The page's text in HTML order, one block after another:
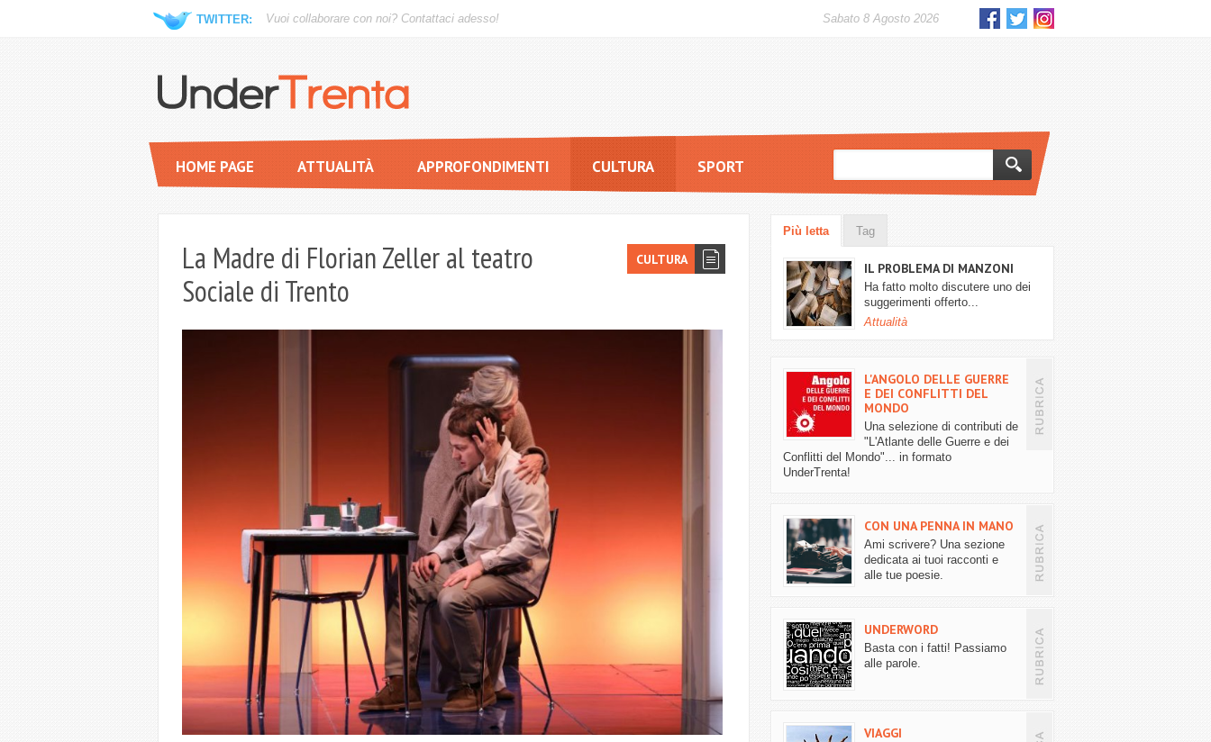
HOME PAGE ATTUALITÀ APPROFONDIMENTI CULTURA SPORT
La Madre di Florian Zeller al teatro
Sociale di Trento
CULTURA
Più letta Tag
IL PROBLEMA DI MANZONI
Ha fatto molto discutere uno dei
suggerimenti offerto...
Attualità
L'ANGOLO DELLE GUERRE
E DEI CONFLITTI DEL
MONDO
Una selezione di contributi de
"L'Atlante delle Guerre e dei
Conflitti del Mondo"... in formato
UnderTrenta!
CON UNA PENNA IN MANO
Ami scrivere? Una sezione
dedicata ai tuoi racconti e
alle tue poesie.
UNDERWORD
Basta con i fatti! Passiamo
alle parole.
VIAGGI
TWITTER: Vuoi collaborare con noi? Contattaci adesso! sabato 8 Agosto 2026